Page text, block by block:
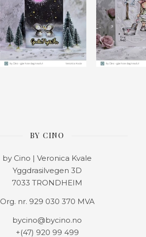
BY CINO
by Cino | Veronica Kvale
Yggdrasilvegen 3D
7033 TRONDHEIM
Org. nr. 929 030 370 MVA
bycino@bycino.no
+(47) 920 99 499